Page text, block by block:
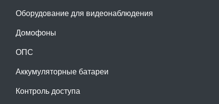
Оборудование для видеонаблюдения
Домофоны
ОПС
Аккумуляторные батареи
Контроль доступа